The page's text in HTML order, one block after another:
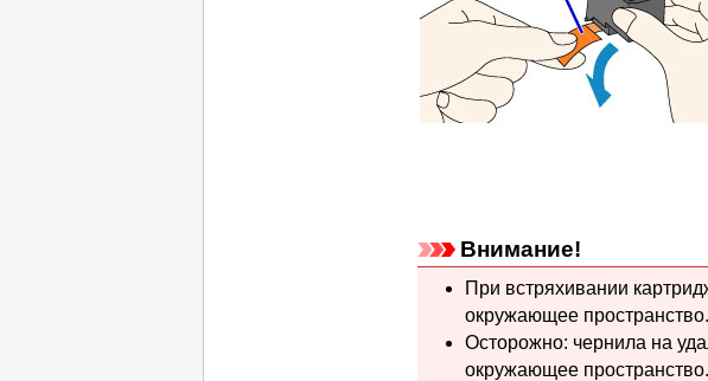
Внимание!
При встряхивании
окружающее пространство.
Осторожно: чернила на
окружающее пространство.